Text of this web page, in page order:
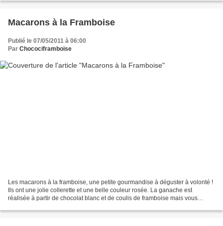
Macarons à la Framboise
Publié le 07/05/2011 à 06:00
Par Chocociframboise
Les macarons à la framboise, une petite gourmandise à déguster à volonté !
Ils ont une jolie collerette et une belle couleur rosée. La ganache est
réalisée à partir de chocolat blanc et de coulis de framboise mais vous